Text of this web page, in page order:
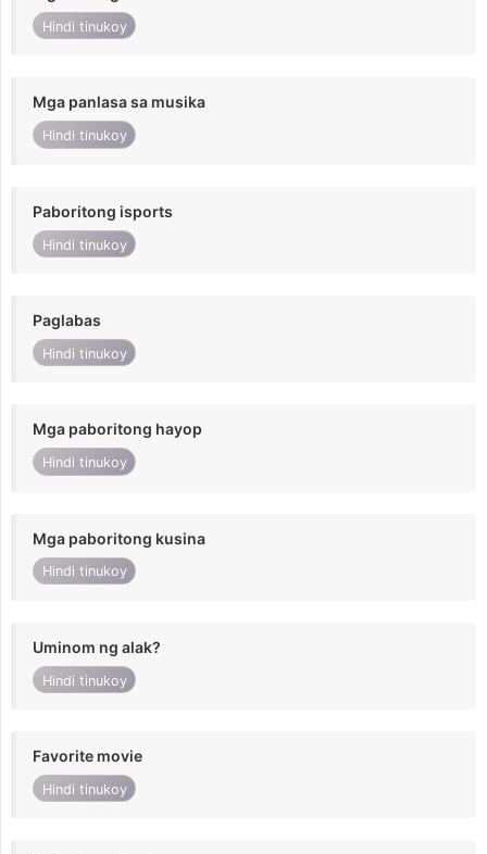
Hindi tinukoy
Mga panlasa sa musika
Hindi tinukoy
Paboritong isports
Hindi tinukoy
Paglabas
Hindi tinukoy
Mga paboritong hayop
Hindi tinukoy
Mga paboritong kusina
Hindi tinukoy
Uminom ng alak?
Hindi tinukoy
Favorite movie
Hindi tinukoy